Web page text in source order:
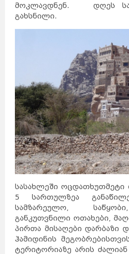
მოკლავდნენ. დღეს
გახსნილი.
სასახლეში
5 სართულზეა
სამზარეულო,
განკუთვნილი ოთახები,
პირთა მისაღები დარბაზი
ჰამიდინის
ტერიტორიაზე არის